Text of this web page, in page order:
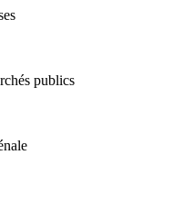
publics